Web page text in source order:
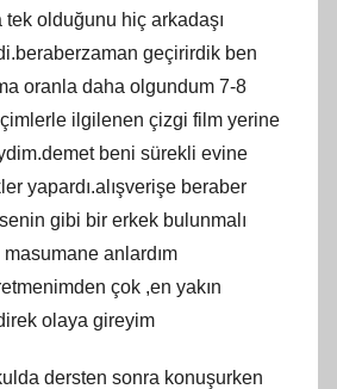
tek olduğunu hiç arkadaşı
geçirirdik ben
oranla daha olgundum 7-8
ilgilenen çizgi film yerine
beni sürekli evine
yapardı.alışverişe beraber
senin gibi bir erkek bulunmalı
anlardım
çok ,en yakın
olaya gireyim
dersten sonra konuşurken